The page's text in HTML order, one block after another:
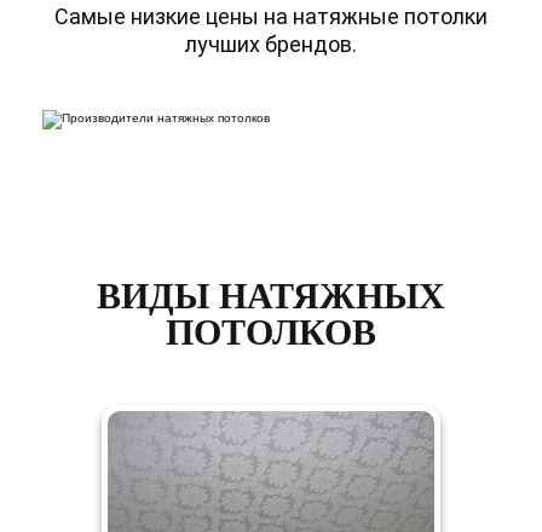
Самые низкие цены на натяжные потолки
лучших брендов.
ВИДЫ НАТЯЖНЫХ
ПОТОЛКОВ